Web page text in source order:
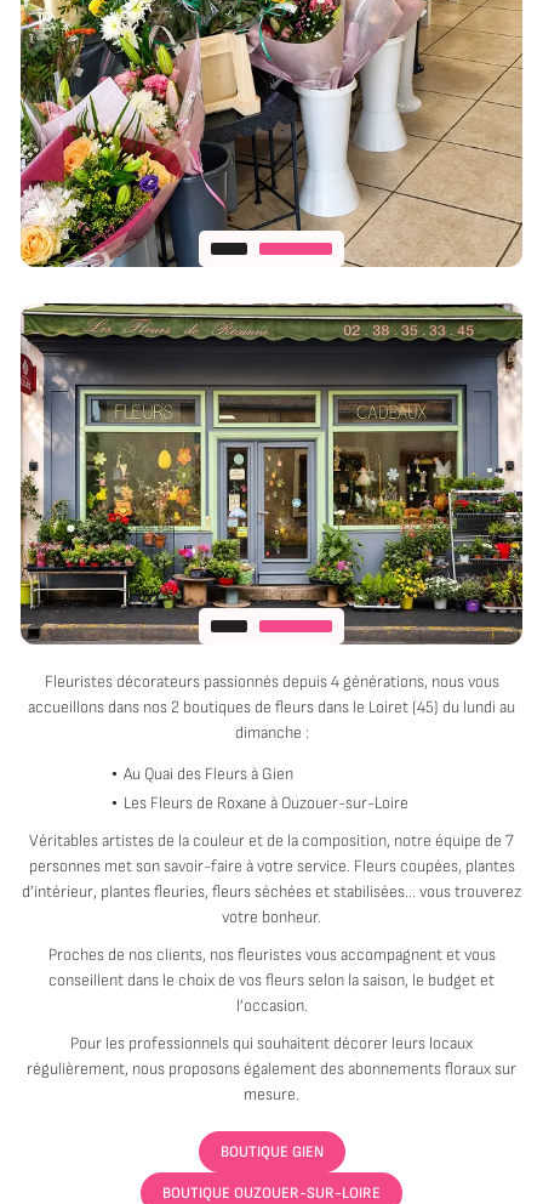
Fleuristes décorateurs passionnés depuis 4 générations, nous vous
accueillons dans nos 2 boutiques de fleurs dans le Loiret (45) du lundi au
dimanche :
Au Quai des Fleurs à Gien
Les Fleurs de Roxane à Ouzouer-sur-Loire
Véritables artistes de la couleur et de la composition, notre équipe de 7
personnes met son savoir-faire à votre service. Fleurs coupées, plantes
d’intérieur, plantes fleuries, fleurs séchées et stabilisées... vous trouverez
votre bonheur.
Proches de nos clients, nos fleuristes vous accompagnent et vous
conseillent dans le choix de vos fleurs selon la saison, le budget et
l’occasion.
Pour les professionnels qui souhaitent décorer leurs locaux
régulièrement, nous proposons également des abonnements floraux sur
mesure.
BOUTIQUE GIEN
BOUTIQUE OUZOUER-SUR-LOIRE